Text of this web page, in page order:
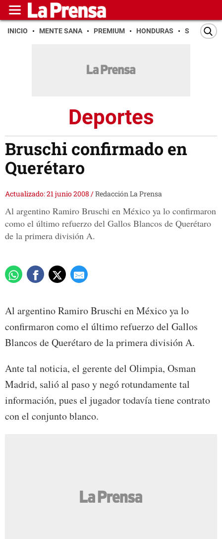
INICIO MENTE SANA PREMIUM HONDURAS SAN PEDRO
Deportes
Bruschi confirmado en
Querétaro
Actualizado: 21 junio 2008 /Redacción La Prensa
Al argentino Ramiro Bruschi en México ya lo confirmaron
como el último refuerzo del Gallos Blancos de Querétaro
de la primera división A.
Al argentino Ramiro Bruschi en México ya lo
confirmaron como el último refuerzo del Gallos
Blancos de Querétaro de la primera división A.
Ante tal noticia, el gerente del Olimpia, Osman
Madrid, salió al paso y negó rotundamente tal
información, pues el jugador todavía tiene contrato
con el conjunto blanco.